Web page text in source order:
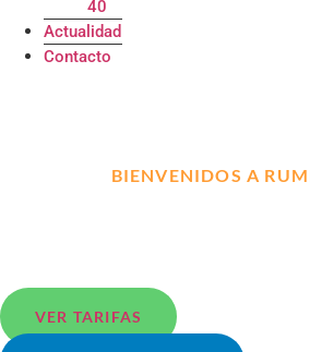
40
Actualidad
Contacto
BIENVENIDOS A
VER TARIFAS